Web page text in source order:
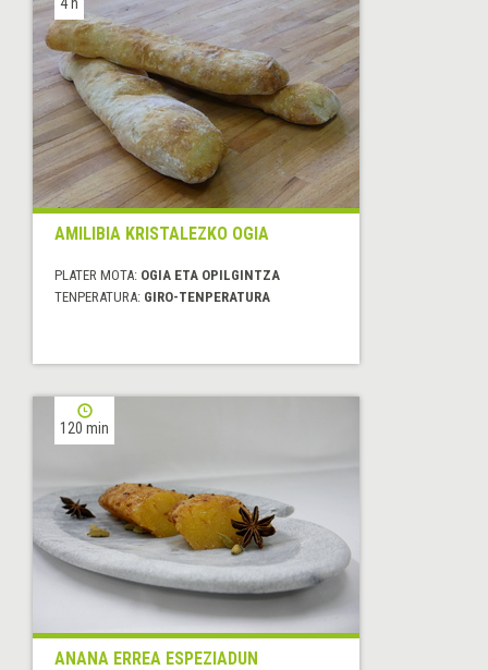
AMILIBIA KRISTALEZKO OGIA
PLATER MOTA: OGIA ETA OPILGINTZA
TENPERATURA: GIRO-TENPERATURA
120 min
ANANA ERREA ESPEZIADUN